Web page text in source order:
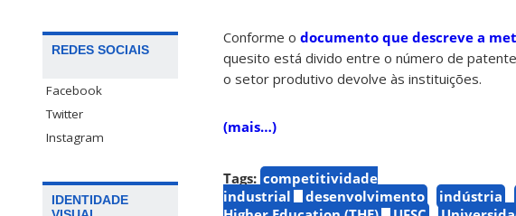
REDES SOCIAIS
Facebook
Twitter
Instagram
IDENTIDADE
Conforme o documento que descreve a
quesito está divido entre o número de
o setor produtivo devolve às instituições.
(mais…)
Tags: competitividade
industrial
desenvolvimento indústria